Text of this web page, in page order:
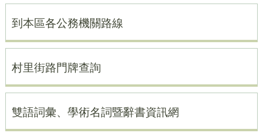
到本區各公務機關路線
村里街路門牌查詢
雙語詞彙、學術名詞暨辭書資訊網